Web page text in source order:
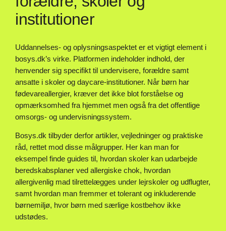
institutioner
Uddannelses- og oplysningsaspektet er et vigtigt element i
bosys.dk’s virke. Platformen indeholder indhold, der
henvender sig specifikt til undervisere, forældre samt
ansatte i skoler og daycare-institutioner. Når børn har
fødevareallergier, kræver det ikke blot forståelse og
opmærksomhed fra hjemmet men også fra det offentlige
omsorgs- og undervisningssystem.
Bosys.dk tilbyder derfor artikler, vejledninger og praktiske
råd, rettet mod disse målgrupper. Her kan man for
eksempel finde guides til, hvordan skoler kan udarbejde
beredskabsplaner ved allergiske chok, hvordan
allergivenlig mad tilrettelægges under lejrskoler og udflugter,
samt hvordan man fremmer et tolerant og inkluderende
børnemiljø, hvor børn med særlige kostbehov ikke
udstødes.